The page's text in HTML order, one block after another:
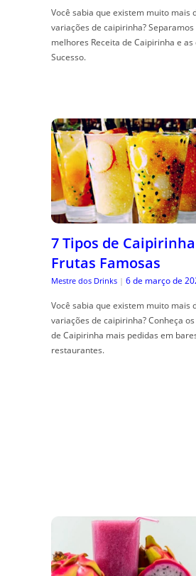
Você sabia que existem muito mais
variações de caipirinha? Separamos
melhores Receita de Caipirinha e
Sucesso.
7 Tipos de
Frutas Famosas
Mestre dos Drinks | 6 de março de
Você sabia que existem muito mais
variações de caipirinha? Conheça os
de Caipirinha mais pedidas em
restaurantes.